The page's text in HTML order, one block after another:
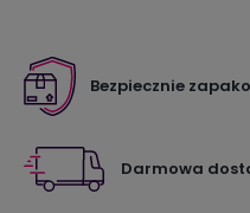
Bezpiecznie
Darmowa